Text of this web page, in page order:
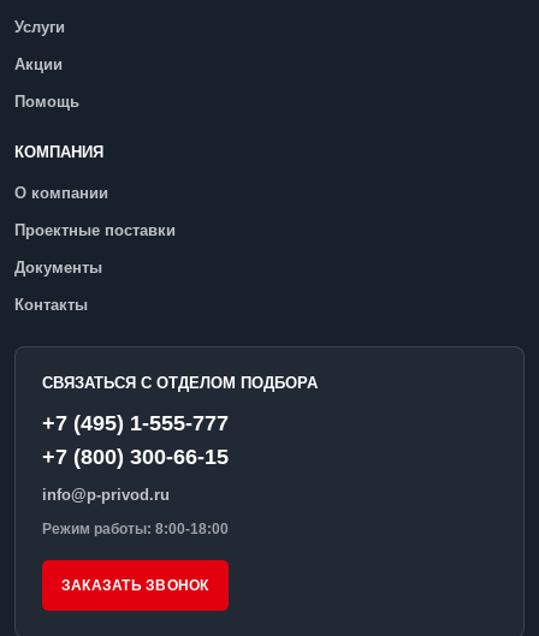
Услуги
Акции
Помощь
КОМПАНИЯ
О компании
Проектные поставки
Документы
Контакты
СВЯЗАТЬСЯ С ОТДЕЛОМ ПОДБОРА
+7 (495) 1-555-777
+7 (800) 300-66-15
info@p-privod.ru
Режим работы: 8:00-18:00
ЗАКАЗАТЬ ЗВОНОК